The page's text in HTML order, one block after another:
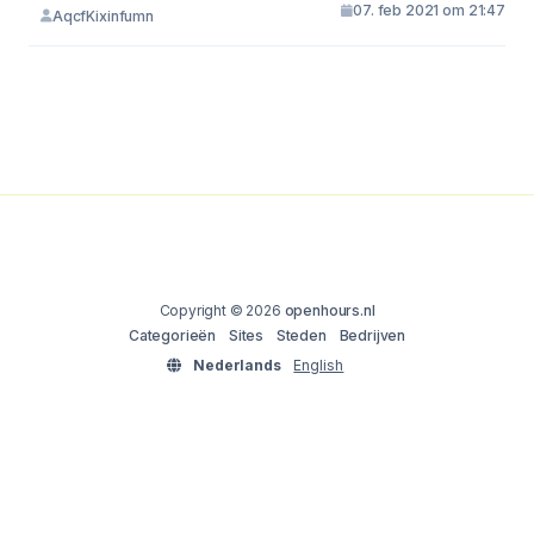
AqcfKixinfumn 07. feb 2021 om 21:47
Copyright © 2026 openhours.nl
Categorieën
Sites Steden
Bedrijven
Nederlands
English